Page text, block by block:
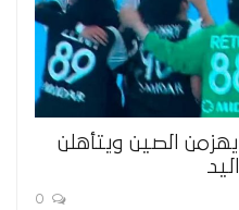
يهزمن الصين ويتأهلن